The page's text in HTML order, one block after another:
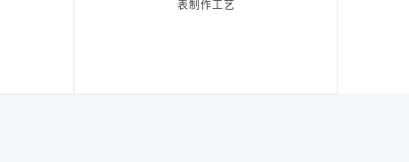
表制作工艺